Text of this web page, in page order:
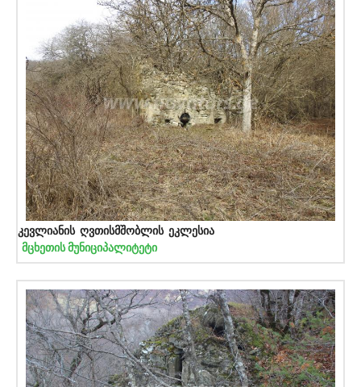
კევლიანის ღვთისმშობლის ეკლესია
მცხეთის მუნიციპალიტეტი